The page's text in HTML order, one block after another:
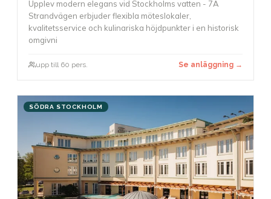
Upplev modern elegans vid Stockholms vatten - 7A
Strandvägen erbjuder flexibla möteslokaler,
kvalitetsservice och kulinariska höjdpunkter i en historisk
omgivni
upp till 60 pers. Se anläggning →
SÖDRA STOCKHOLM